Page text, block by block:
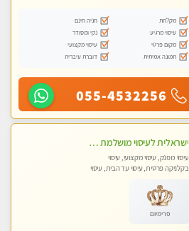
מקלחת
חניה חינם
עיסוי מרגיע
נקי ומסודר
מקום פרטי
עיסוי מקצועי
תמונה אמיתית
דוברת עיברית
055-4532256
ישראלית לעיסוי מושלמת לעיסוי מושלם ואיכותי במיוחד !
עיסוי מפנק, עיסוי מקצועי, עיסוי
בקלניקה פרטית, עיסוי עד הבית, עיסוי
פרימיום